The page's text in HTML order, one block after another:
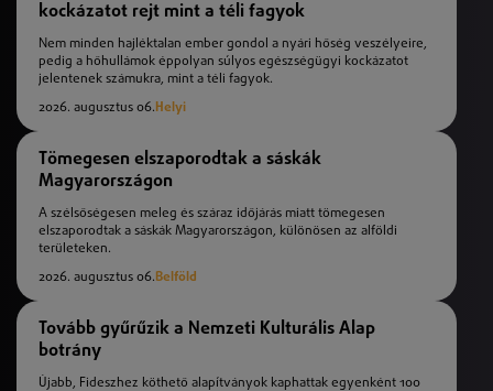
kockázatot rejt mint a téli fagyok
Nem minden hajléktalan ember gondol a nyári hőség veszélyeire,
pedig a hőhullámok éppolyan súlyos egészségügyi kockázatot
jelentenek számukra, mint a téli fagyok.
2026. augusztus 06. Helyi
Tömegesen elszaporodtak a sáskák
Magyarországon
A szélsőségesen meleg és száraz időjárás miatt tömegesen
elszaporodtak a sáskák Magyarországon, különösen az alföldi
területeken.
2026. augusztus 06.Belföld
Tovább gyűrűzik a Nemzeti Kulturális Alap
botrány
Újabb, Fideszhez köthető alapítványok kaphattak egyenként 100